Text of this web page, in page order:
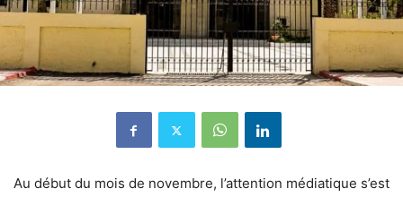
Au début du mois de novembre, l’attention médiatique s’est